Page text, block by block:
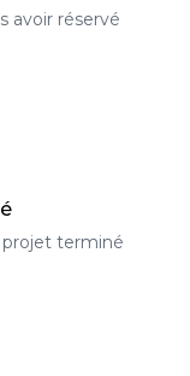
avoir réservé
projet terminé